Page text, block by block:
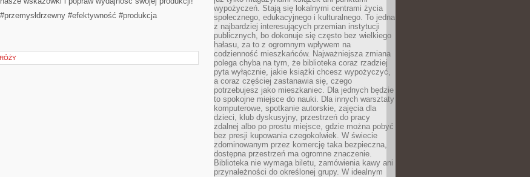
#przemysłdrzewny #efektywność #produkcja
wypożyczeń. Stają się lokalnymi centrami życia
społecznego, edukacyjnego i kulturalnego. To jedna
z najbardziej interesujących przemian instytucji
publicznych, bo dokonuje się często bez wielkiego
hałasu, za to z ogromnym wpływem na
codzienność mieszkańców. Najważniejsza zmiana
polega chyba na tym, że biblioteka coraz rzadziej
pyta wyłącznie, jakie książki chcesz wypożyczyć,
a coraz częściej zastanawia się, czego
potrzebujesz jako mieszkaniec. Dla jednych będzie
to spokojne miejsce do nauki. Dla innych warsztaty
komputerowe, spotkanie autorskie, zajęcia dla
dzieci, klub dyskusyjny, przestrzeń do pracy
zdalnej albo po prostu miejsce, gdzie można pobyć
bez presji kupowania czegokolwiek. W świecie
zdominowanym przez komercję taka bezpieczna,
dostępna przestrzeń ma ogromne znaczenie.
Biblioteka nie wymaga biletu, zamówienia kawy ani
przynależności do określonej grupy. W idealnym